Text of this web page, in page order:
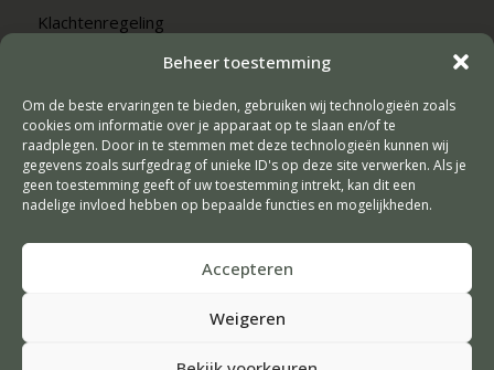
Beheer toestemming
Om de beste ervaringen te bieden, gebruiken wij technologieën zoals
cookies om informatie over je apparaat op te slaan en/of te
raadplegen. Door in te stemmen met deze technologieën kunnen wij
gegevens zoals surfgedrag of unieke ID's op deze site verwerken. Als je
geen toestemming geeft of uw toestemming intrekt, kan dit een
nadelige invloed hebben op bepaalde functies en mogelijkheden.
Accepteren
Weigeren
Klachtenregeling
Algemene
voorwaarden
Privacyverklaring
Vormgeving & Techniek:JRS-Webdesign
Algemene voorwaarden - Privacyverklaring